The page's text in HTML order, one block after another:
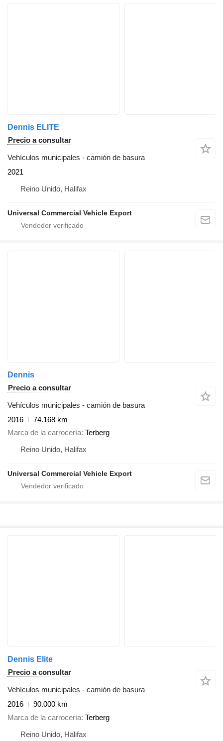
Dennis ELITE
Precio a consultar
Vehículos municipales - camión de basura
2021
Reino Unido, Halifax
Universal Commercial Vehicle Export
Dennis
Precio a consultar
Vehículos municipales - camión de basura
2016
74.168 km
Marca de la carrocería Terberg
Reino Unido, Halifax
Universal Commercial Vehicle Export
Dennis Elite
Precio a consultar
Vehículos municipales - camión de basura
2016
90.000 km
Marca de la carrocería Terberg
Reino Unido, Halifax